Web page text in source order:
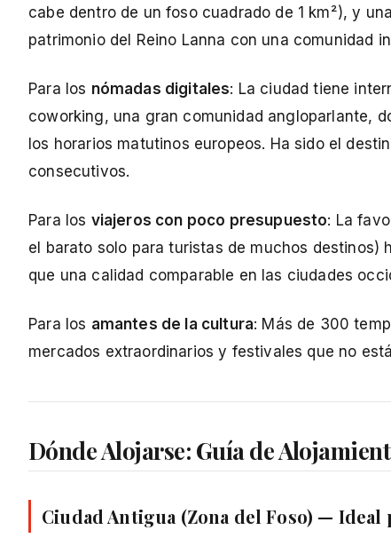
cabe dentro de un foso cuadrado de 1 km²), y
patrimonio del Reino Lanna con una comunidad
Para los nómadas digitales: La ciudad tiene
coworking, una gran comunidad angloparlante,
los horarios matutinos europeos. Ha sido el
consecutivos.
Para los viajeros con poco presupuesto: La
el barato solo para turistas de muchos
que una calidad comparable en las ciudades
Para los amantes de la cultura: Más de 300
mercados extraordinarios y festivales que no
Dónde Alojarse: Guía de
Ciudad Antigua (Zona del Foso) — Ideal